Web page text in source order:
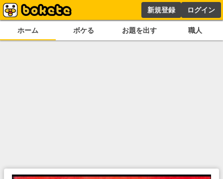
新規登録 ログイン
ホーム ボケる お題を出す 職人